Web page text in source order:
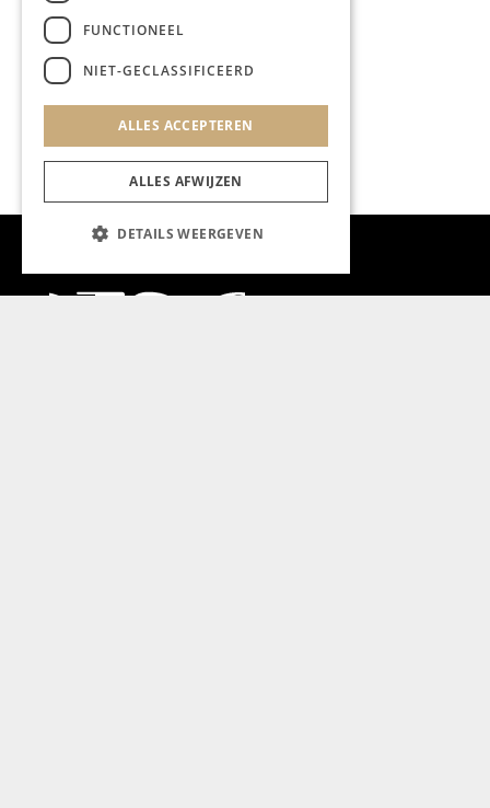
FUNCTIONEEL
NIET-GECLASSIFICEERD
ALLES ACCEPTEREN
ALLES AFWIJZEN
DETAILS WEERGEVEN